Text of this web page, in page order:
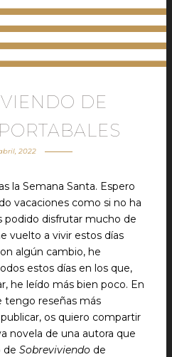
DE
2022
la Semana Santa. Espero
vacaciones como si no ha
podido disfrutar mucho de
vuelto a vivir estos días
algún cambio, he
estos días en los que,
he leído más bien poco. En
tengo reseñas más
os quiero compartir
novela de una autora que
de Sobreviviendo de